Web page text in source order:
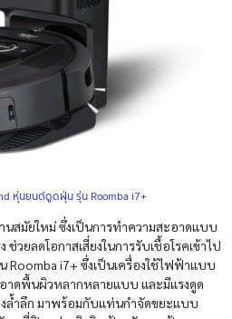
หุ่นยนต์ดูดฝุ่น รุ่น Roomba i7+
นสมัยใหม่ซึ่งเป็นการทำความสะอาดแบบ
วยลดโอกาสเสี่ยงในการรับเชื้อโรคเข้าไป
Roomba i7+ ซึ่งเป็นเครื่องใช้ไฟฟ้าแบบ
าดพื้นผิวหลากหลายแบบ และมีแรงดูด
ล้ำลึก มาพร้อมกับแท่นกำจัดขยะแบบ